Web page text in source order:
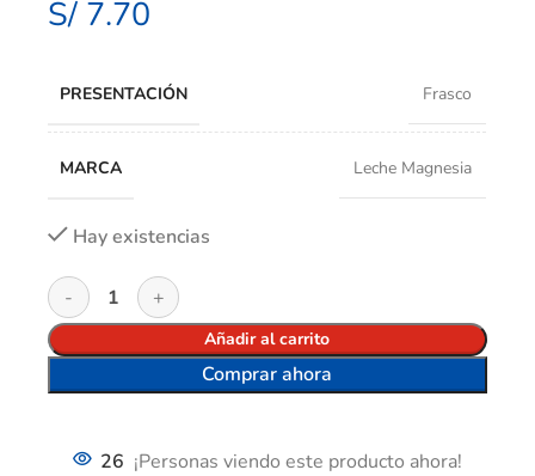
S/ 7.70
PRESENTACIÓN Frasco
MARCA Leche Magnesia
Hay existencias
Añadir al carrito
Comprar ahora
26 ¡Personas viendo este producto ahora!